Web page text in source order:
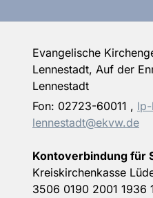
Evangelische
Lennestadt, Auf der
Lennestadt
Fon: 02723-60011 ,
lennestadt@ekvw.de
Kontoverbindung für
Kreiskirchenkasse
3506 0190 2001 1936